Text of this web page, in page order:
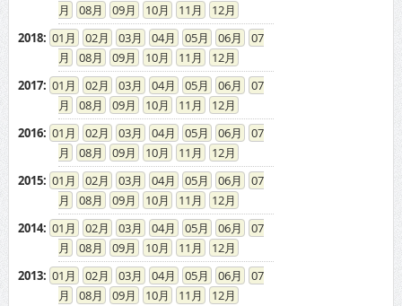
08
09 10 11
12
2018: 01 02 03 04 05 06
07
08
09 10 11
12
2017: 01 02 03 04 05 06
07
08
09 10 11
12
2016: 01 02 03 04 05 06
07
08
09 10 11
12
2015: 01 02 03 04 05 06
07
08
09 10 11
12
2014: 01 02 03 04 05 06
07
08
09 10 11
12
2013: 01 02 03 04 05 06
07
08
09 10 11
12